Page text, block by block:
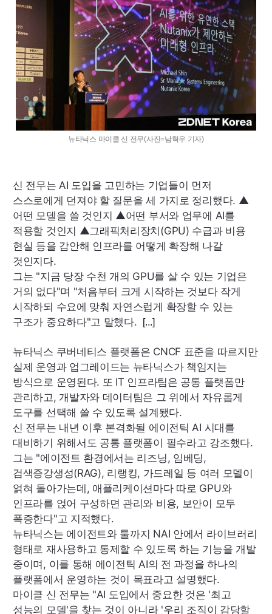
뉴타닉스 마이클 신 전무(사진=남혁우 기자)
신 전무는 AI 도입을 고민하는 기업들이 먼저
스스로에게 던져야 할 질문을 세 가지로 정리했다. ▲
어떤 모델을 쓸 것인지 ▲어떤 부서와 업무에 AI를
적용할 것인지 ▲그래픽처리장치(GPU) 수급과 비용
현실 등을 감안해 인프라를 어떻게 확장해 나갈
것인지다.
그는 "지금 당장 수천 개의 GPU를 살 수 있는 기업은
거의 없다"며 "처음부터 크게 시작하는 것보다 작게
시작하되 수요에 맞춰 자연스럽게 확장할 수 있는
구조가 중요하다"고 말했다.
[...]
뉴타닉스 쿠버네티스 플랫폼은 CNCF 표준을 따르지만
실제 운영과 업그레이드는 뉴타닉스가 책임지는
방식으로 운영된다. 또 IT 인프라팀은 공통 플랫폼만
관리하고, 개발자와 데이터팀은 그 위에서 자유롭게
도구를 선택해 쓸 수 있도록 설계됐다.
신 전무는 내년 이후 본격화될 에이전틱 AI 시대를
대비하기 위해서도 공통 플랫폼이 필수라고 강조했다.
그는 "에이전트 환경에서는 리즈닝, 임베딩,
검색증강생성(RAG), 리랭킹, 가드레일 등 여러 모델이
얽혀 돌아가는데, 애플리케이션마다 따로 GPU와
인프라를 얹어 구성하면 관리와 비용, 보안이 모두
폭증한다"고 지적했다.
뉴타닉스는 에이전트와 툴까지 NAI 안에서 라이브러리
형태로 재사용하고 통제할 수 있도록 하는 기능을 개발
중이며, 이를 통해 에이전틱 AI의 전 과정을 하나의
플랫폼에서 운영하는 것이 목표라고 설명했다.
마이클 신 전무는 "AI 도입에서 중요한 것은 '최고
성능의 모델'을 찾는 것이 아니라 '우리 조직이 감당할